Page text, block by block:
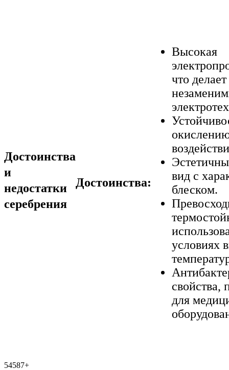
Достоинства
и
недостатки
серебрения
Достоинства:
Высокая
что
вид с
блеском.
условиях
свойства,
для
54587+